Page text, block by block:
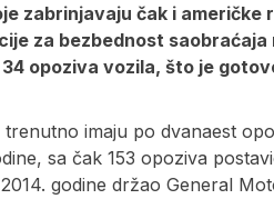
zabrinjavaju čak i američke
za bezbednost
opoziva vozila, što je
imaju po dvanaest
sa čak 153 opoziva
godine držao General